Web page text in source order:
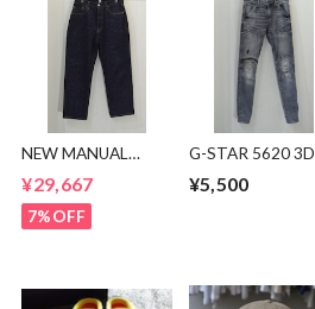
NEW MANUAL
JEANS
¥29,667
7%OFF
G-STAR 5620 3D
¥5,500